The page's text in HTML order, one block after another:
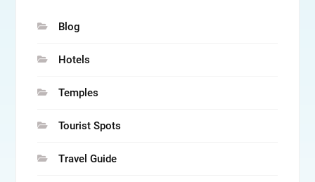
Blog
Hotels
Temples
Tourist Spots
Travel Guide